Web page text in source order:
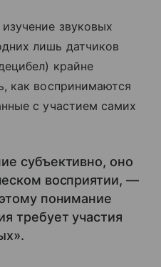
звуковых
лишь датчиков
крайне
как воспринимаются
с участием самих
субъективно, оно
восприятии, —
понимание
требует участия